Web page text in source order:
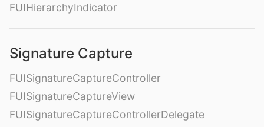
FUIHierarchyIndicator
Signature Capture
FUISignatureCaptureController
FUISignatureCaptureView
FUISignatureCaptureControllerDelegate